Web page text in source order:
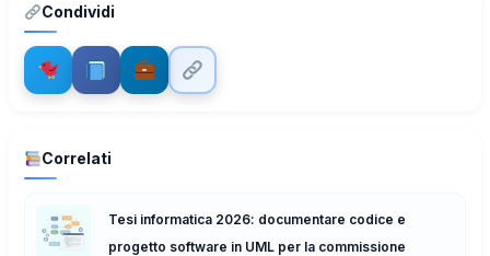
Condividi
Correlati
Tesi informatica 2026: documentare codice e
progetto software in UML per la commissione